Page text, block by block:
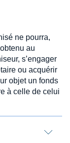
ne pourra,
au
s’engager
ou acquérir
objet un fonds
à celle de celui